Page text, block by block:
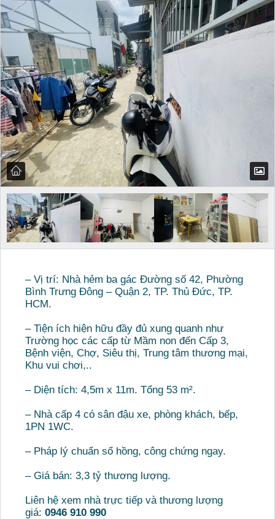
– Vị trí: Nhà hẻm ba gác Đường số 42, Phường
Bình Trưng Đông – Quận 2, TP. Thủ Đức, TP.
HCM.
– Tiện ích hiện hữu đầy đủ xung quanh như
Trường học các cấp từ Mầm non đến Cấp 3,
Bệnh viện, Chợ, Siêu thị, Trung tâm thương mại,
Khu vui chơi,..
– Diện tích: 4,5m x 11m. Tổng 53 m².
– Nhà cấp 4 có sân đậu xe, phòng khách, bếp,
1PN 1WC.
– Pháp lý chuẩn sổ hồng, công chứng ngay.
– Giá bán: 3,3 tỷ thương lượng.
Liên hệ xem nhà trực tiếp và thương lượng
giá: 0946 910 990